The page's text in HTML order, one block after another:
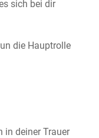
sich bei dir
die Hauptrolle
in deiner Trauer